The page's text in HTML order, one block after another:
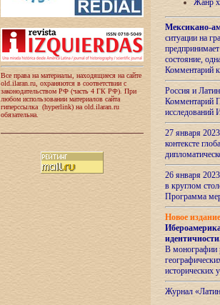
Все права на материалы, находящиеся на сайте
old.ilaran.ru, охраняются в соответствии с
законодательством РФ (часть 4 ГК РФ). При
любом использовании материалов сайта
гиперссылка (hyperlink) на old.ilaran.ru
обязательна.
Жанр
Мексикано-
ситуации на
состояние,
Комментарий
Россия и
Комментарий
27 января
контексте
26 января
в круглом
Программа
Новое
идентичности
В монографии
исторических
Журнал